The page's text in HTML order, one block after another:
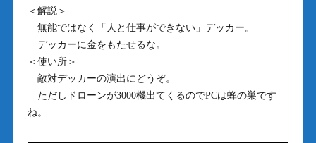
＜解説＞
無能ではなく「人と仕事ができない」デッカー。
デッカーに金をもたせるな。
＜使い所＞
敵対デッカーの演出にどうぞ。
ただしドローンが3000機出てくるのでPCは蜂の巣です
ね。